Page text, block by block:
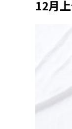
12月